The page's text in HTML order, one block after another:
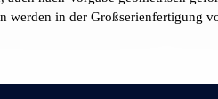
in der Großserienfertigung